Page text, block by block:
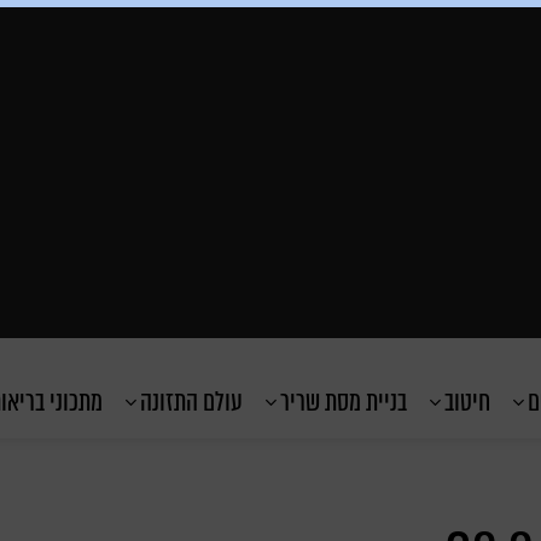
חיטוב בניית מסת שריר עולם התזונה מתכוני